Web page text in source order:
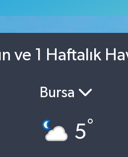
ve 1 Haftalık
Bursa
5°